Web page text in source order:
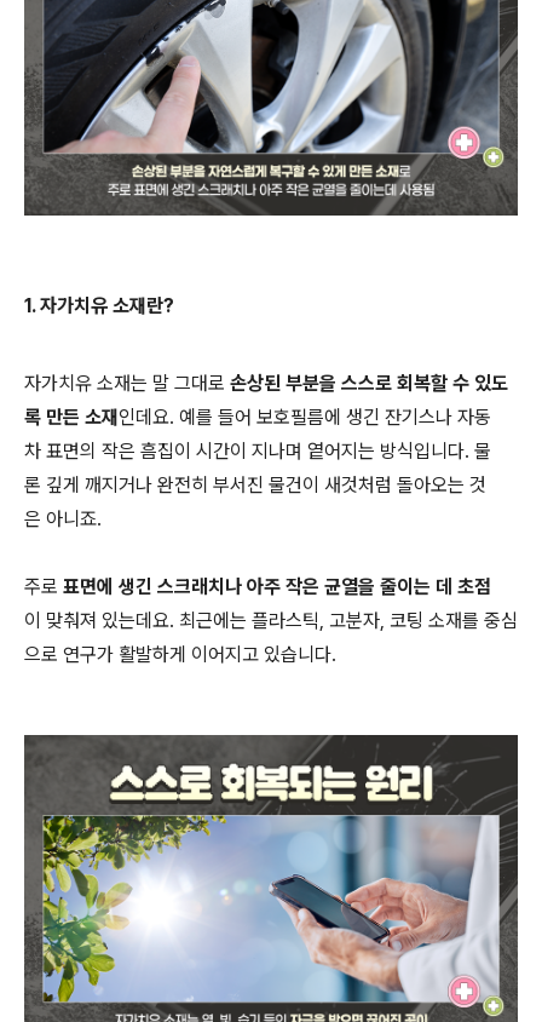
1. 자가치유 소재란?
자가치유 소재는 말 그대로 손상된 부분을 스스로 회복할 수 있도
록 만든 소재인데요. 예를 들어 보호필름에 생긴 잔기스나 자동
차 표면의 작은 흠집이 시간이 지나며 옅어지는 방식입니다. 물
론 깊게 깨지거나 완전히 부서진 물건이 새것처럼 돌아오는 것
은 아니죠.
주로 표면에 생긴 스크래치나 아주 작은 균열을 줄이는 데 초점
이 맞춰져 있는데요. 최근에는 플라스틱, 고분자, 코팅 소재를 중심
으로 연구가 활발하게 이어지고 있습니다.